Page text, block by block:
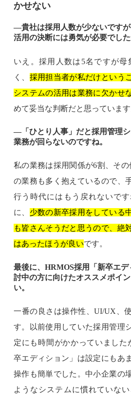
かせない
―貴社は採用人数が少ないです
活用の決断には勇気が必要でした
いえ。採用人数は5名ですが母
く、 採用担当者が私だけという
システムの活用は業務に欠かせ
めて妥当な判断だと思っています
―「ひとり人事」だと採用管理
業務が回らないのですね。
私の業務は採用関係が6割、そ
の業務も多く抱えているので、
行う時代にはもう戻れないで
に、 少数の新卒採用をしている
も皆さんそうだと思うので、絶
はあったほうが良いです。
最後に、HRMOS採用「新卒エ
討中の方に向けたオススメポイ
い。
一番の良さは操作性、UI/UX、
す。以前使用していた採用管理
定にも時間がかかっていました
卒エディション」は設定にもあ
操作も簡単でした。中小企業の
ようなシステムに慣れていな